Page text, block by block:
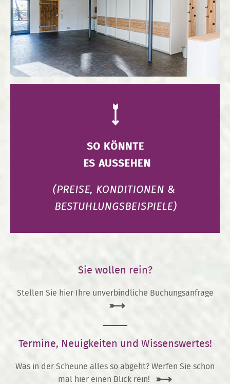
Sie wollen rein?
Stellen Sie hier Ihre unverbindliche Buchungsanfrage
Termine, Neuigkeiten und Wissenswertes!
Was in der Scheune alles so abgeht? Werfen Sie schon
mal hier einen Blick rein!